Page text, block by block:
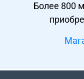
Более 800